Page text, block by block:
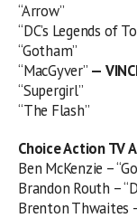
“Arrow”
“DC’s Legends of
“Gotham”
“MacGyver” —
“Supergirl”
“The Flash”
Choice Action TV
Ben McKenzie –
Brandon Routh –
Brenton Thwaites